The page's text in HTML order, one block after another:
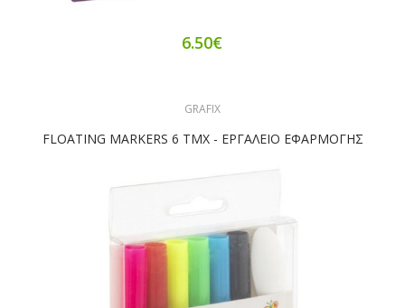
6.50€
GRAFIX
FLOATING MARKERS 6 ΤΜΧ - ΕΡΓΑΛΕΙΟ ΕΦΑΡΜΟΓΗΣ